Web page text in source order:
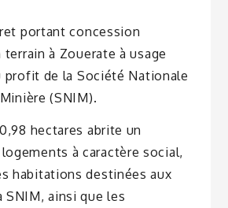
portant concession
terrain à Zouerate à usage
profit de la Société Nationale
(SNIM).
hectares abrite un
à caractère social,
habitations destinées aux
SNIM, ainsi que les